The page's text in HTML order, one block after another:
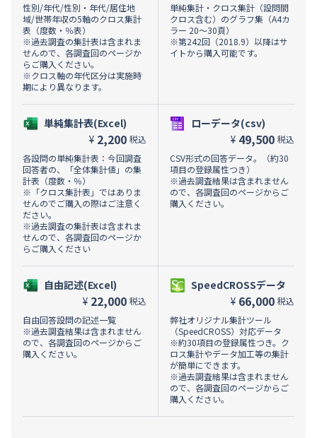
性別/年代/性別・年代/居住地
域/世帯年収の5軸のクロス集計
表（度数・％表）
※過去調査の集計表は含まれま
せんので、各調査回のページか
らご購入ください。
※クロス軸の年代区分は実施時
期により異なります。
単純集計表(Excel)
¥ 2,200 税込
各設問の単純集計表：今回調査
回答者の、「全体集計値」の集
計表（度数・％）
※「クロス集計表」ではありま
せんのでご購入の際はご注意く
ださい。
※過去調査の集計表は含まれま
せんので、各調査回のページか
らご購入ください
自由記述(Excel)
¥ 22,000 税込
自由回答設問の記述一覧
※過去調査結果は含まれません
ので、各調査回のページからご
購入ください。
単純集計・クロス集計（設問間
クロス含む）のグラフ集（A4カ
ラー 20～30頁）
※第242回（2018.9）以降はサ
イトから購入可能です。
ローデータ(csv)
¥ 49,500 税込
CSV形式の回答データ。（約30
項目の登録属性つき）
※過去調査結果は含まれません
ので、各調査回のページからご
購入ください。
SpeedCROSSデータ
¥ 66,000 税込
弊社オリジナル集計ツール
（SpeedCROSS）対応データ
※約30項目の登録属性つき。ク
ロス集計やデータ加工等の集計
が簡単にできます。
※過去調査結果は含まれません
ので、各調査回のページからご
購入ください。